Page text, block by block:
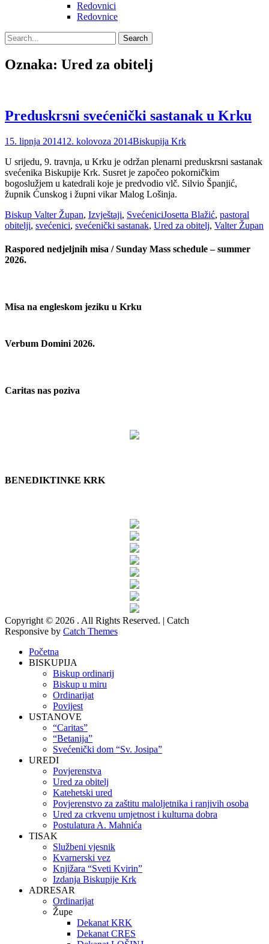
Redovnici
Redovnice
Search
Search
for:
Oznaka: Ured za obitelj
Preduskrsni svećenički sastanak u Krku
Posted
15. lipnja 201412. kolovoza 2014Author
Biskupija Krk
U srijedu, 9. travnja, u Krku je održan plenarni preduskrsni sastanak
svećenika Biskupije Krk. Susret je započeo pokorničkim
bogoslužjem u katedrali koje je predvodio vlč. Silvio Španjić,
župnik Ćunskog i župni vikar Malog Lošinja.
Categories
Biskup Valter Župan, Izvještaji, SvećeniciTags
Josetta Blažić, pastoral
obitelji, svećenici, svećenički sastanak, Ured za obitelj, Valter Župan
Raspored nedjeljnih misa / Sunday Mass schedule – summer
2026.
Misa na engleskom jeziku u Krku
Verbum Domini 2026.
Caritas nas poziva
BENEDIKTINKE KRK
Copyright © 2026 . All Rights Reserved. | Catch
Responsive by Catch Themes
Početna
BISKUPIJA
Biskup ordinarij
Biskup u miru
Ordinarijat
Povijest
USTANOVE
“Caritas”
“Betanija”
Svećenički dom “Sv. Josipa”
UREDI
Povjerenstva
Ured za obitelj
Katehetski ured
Povjerenstvo za zaštitu maloljetnika i ranjivih osoba
Ured za crkvenu umjetnost i kulturna dobra
Postulatura A. Mahnića
TISAK
Službeni vjesnik
Kvarnerski vez
Knjižara “Sveti Kvirin”
Izdanja Biskupije Krk
ADRESAR
Ordinarijat
Župe
Dekanat KRK
Dekanat CRES